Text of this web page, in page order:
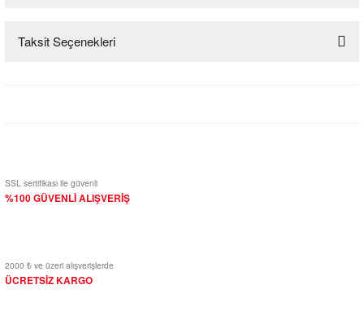
Bu ürüne ilk yorumu siz yapın!
Taksit Seçenekleri
SSL sertifikası ile güvenli
%100 GÜVENLİ ALIŞVERİŞ
2000 ₺ ve üzeri alışverişlerde
ÜCRETSİZ KARGO